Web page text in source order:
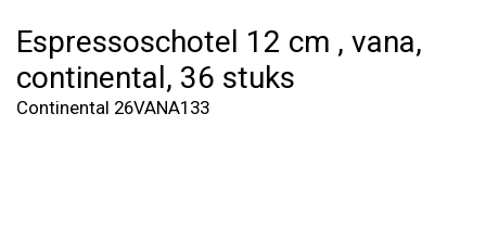
Espressoschotel 12 cm , vana,
continental, 36 stuks
Continental 26VANA133